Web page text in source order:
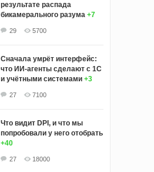
результате распада
бикамерального разума +7
29 5700
Сначала умрёт интерфейс:
что ИИ-агенты сделают с 1С
и учётными системами +3
27 7100
Что видит DPI, и что мы
попробовали у него отобрать
+40
27 18000